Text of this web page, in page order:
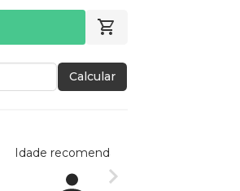
Calcular
Idade recomendada